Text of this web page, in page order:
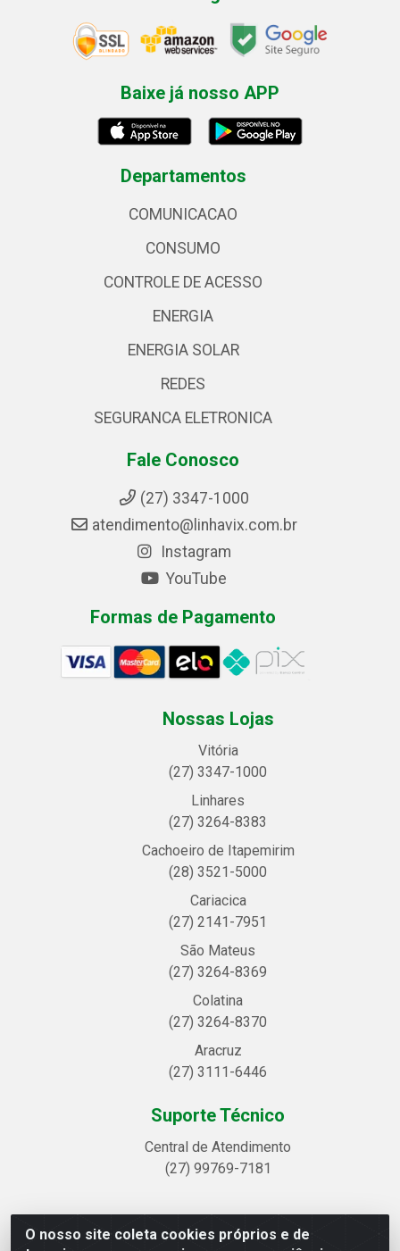
O nosso site coleta cookies próprios e de
Baixe já nosso APP
Departamentos
COMUNICACAO
CONSUMO
CONTROLE DE ACESSO
ENERGIA
ENERGIA SOLAR
REDES
SEGURANCA ELETRONICA
Fale Conosco
(27) 3347-1000
atendimento@linhavix.com.br
Instagram
YouTube
Formas de Pagamento
Nossas Lojas
Vitória
(27) 3347-1000
Linhares
(27) 3264-8383
Cachoeiro de Itapemirim
(28) 3521-5000
Cariacica
(27) 2141-7951
São Mateus
(27) 3264-8369
Colatina
(27) 3264-8370
Aracruz
(27) 3111-6446
Suporte Técnico
Central de Atendimento
(27) 99769-7181
Linhavix Distribuidora LTDA - Avenida Alegre, 2521 -